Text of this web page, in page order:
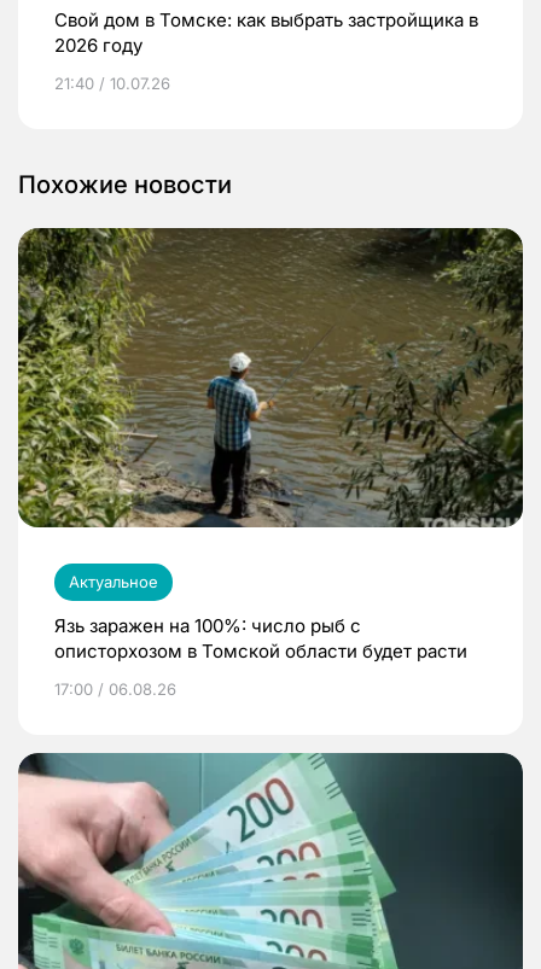
Свой дом в Томске: как выбрать застройщика в
2026 году
21:40 / 10.07.26
Похожие новости
Актуальное
Язь заражен на 100%: число рыб с
описторхозом в Томской области будет расти
17:00 / 06.08.26